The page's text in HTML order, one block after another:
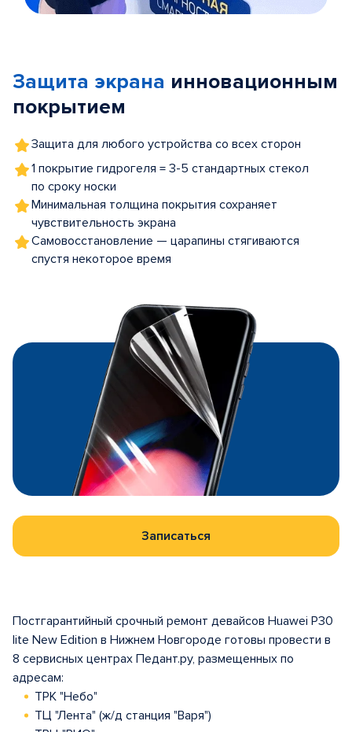
5
Защита экрана инновационным
покрытием
Защита для любого устройства со всех сторон
1 покрытие гидрогеля = 3-5 стандартных стекол
по сроку носки
Минимальная толщина покрытия сохраняет
чувствительность экрана
Самовосстановление — царапины стягиваются
спустя некоторое время
Записаться
Постгарантийный срочный ремонт девайсов Huawei P30
lite New Edition в Нижнем Новгороде готовы провести в
8 сервисных центрах Педант.ру, размещенных по
адресам:
ТРК "Небо"
ТЦ "Лента" (ж/д станция "Варя")